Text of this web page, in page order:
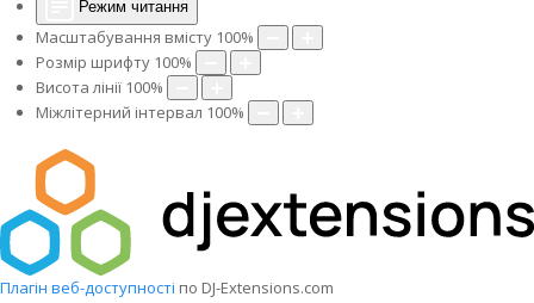
Режим читання
Масштабування вмісту 100%
Розмір шрифту 100%
Висота лінії 100%
Міжлітерний інтервал 100%
Плагін веб-доступності по DJ-Extensions.com